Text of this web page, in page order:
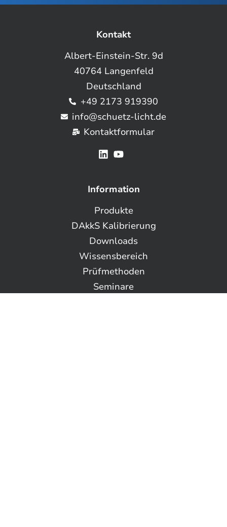
Kontakt
Albert-Einstein-Str. 9d
40764 Langenfeld
Deutschland
+49 2173 919390
info@schuetz-licht.de
Kontaktformular
Information
Produkte
DAkkS Kalibrierung
Downloads
Wissensbereich
Prüfmethoden
Seminare